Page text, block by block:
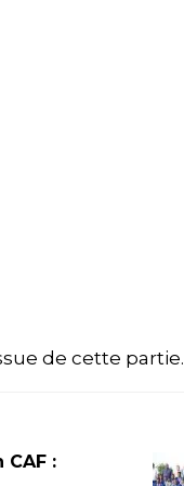
de cette partie.
: